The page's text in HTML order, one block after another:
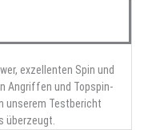
exzellenten Spin und
Angriffen und Topspin-
unserem Testbericht
überzeugt.